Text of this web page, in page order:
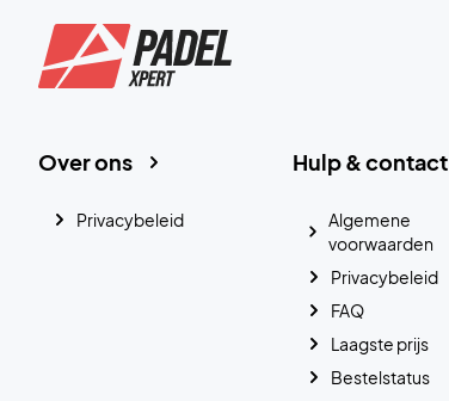
Hulp & contact
Algemene
voorwaarden
Privacybeleid
FAQ
Laagste prijs
Bestelstatus
Over ons
Privacybeleid